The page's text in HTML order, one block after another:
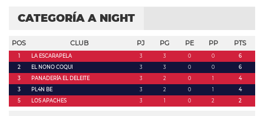
CATEGORÍA A NIGHT
POS CLUB PJ PG PE PP PTS
1 LA ESCARAPELA 3 3 0 0
6
2
EL NONO COQUI 3 3 0 0
6
3
PANADERÍA EL DELEITE 3 2 0 1
4
3
PL4N BE 3 2 0 1
4
5
LOS APACHES 3 1 0 2 2